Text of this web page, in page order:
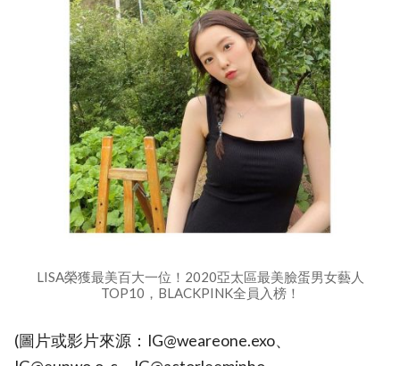
LISA榮獲最美百大一位！2020亞太區最美臉蛋男女藝人
TOP10，BLACKPINK全員入榜！
(圖片或影片來源：IG@weareone.exo、